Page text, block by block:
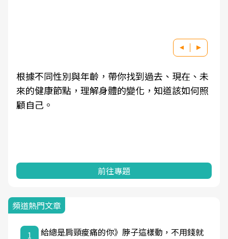
根據不同性別與年齡，帶你找到過去、現在、未
來的健康節點，理解身體的變化，知道該如何照
顧自己。
前往專題
頻道熱門文章
1
給總是肩頸痠痛的你》脖子這樣動，不用錢就